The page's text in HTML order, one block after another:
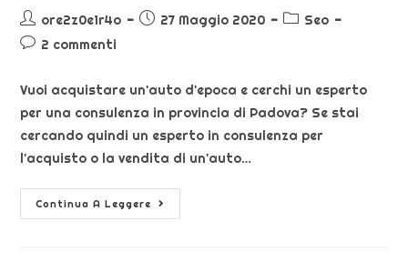
ore2z0e1r4o 27 Maggio 2020
Seo
2 commenti
Vuoi acquistare un'auto d'epoca e cerchi un esperto
per una consulenza in provincia di Padova? Se stai
cercando quindi un esperto in consulenza per
l'acquisto o la vendita di un'auto…
Continua A Leggere